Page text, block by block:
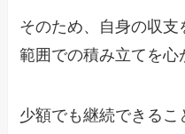
そのため、自身の収
範囲での積み立てを心
少額でも継続できる